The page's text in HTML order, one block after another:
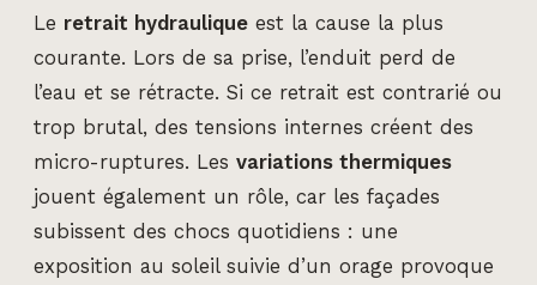
Le retrait hydraulique est la cause la plus
courante. Lors de sa prise, l’enduit perd de
l’eau et se rétracte. Si ce retrait est contrarié ou
trop brutal, des tensions internes créent des
micro-ruptures. Les variations thermiques
jouent également un rôle, car les façades
subissent des chocs quotidiens : une
exposition au soleil suivie d’un orage provoque